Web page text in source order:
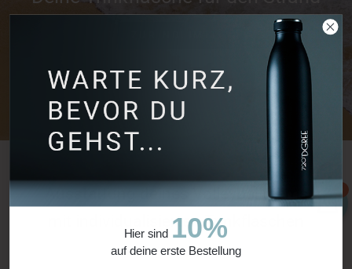
Ausstattung deines Volleyballteams
mit individualisierten Trinkflaschen
Hier sind 10%
auf deine erste Bestellung